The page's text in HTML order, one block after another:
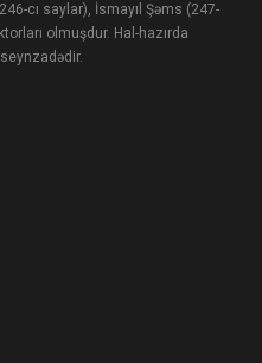
cı saylar), İsmayıl Şəms (247-
olmuşdur. Hal-hazırda